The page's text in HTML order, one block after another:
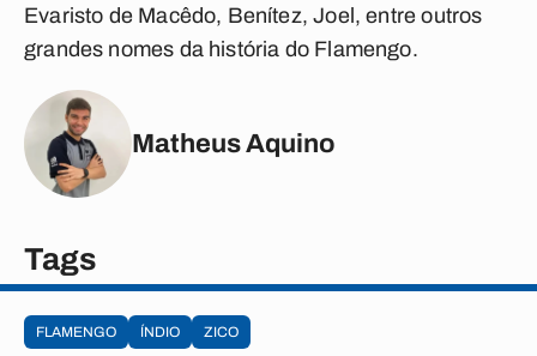
Evaristo de Macêdo, Benítez, Joel, entre outros
grandes nomes da história do Flamengo.
Matheus Aquino
Tags
FLAMENGO ÍNDIO ZICO